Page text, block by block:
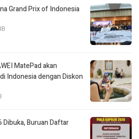
Grand Prix of Indonesia
MatePad akan
Indonesia dengan Diskon
Dibuka, Buruan Daftar